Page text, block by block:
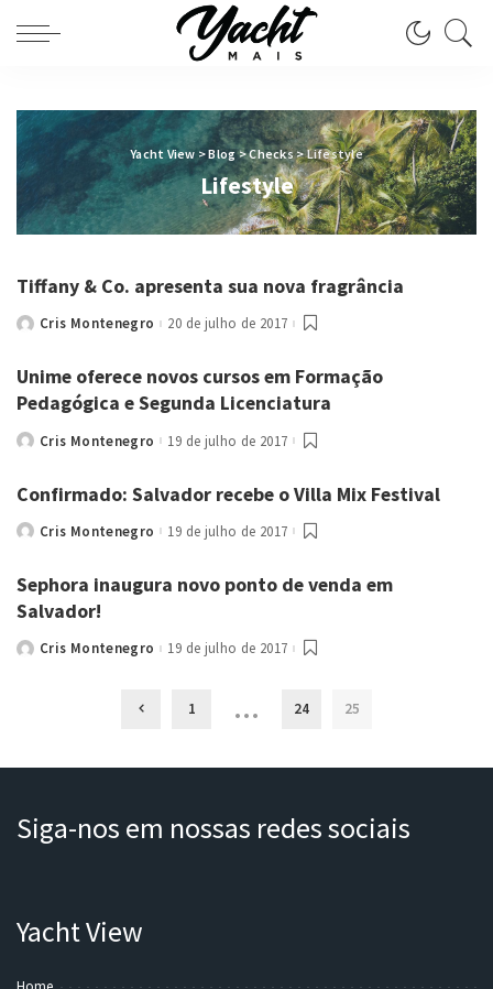
Yacht View>Blog>Checks>Lifestyle
Lifestyle
Tiffany & Co. apresenta sua nova fragrância
PostedCris Montenegro 20 de julho de 2017
Unime oferece novos cursos em Formação
Pedagógica e Segunda Licenciatura
PostedCris Montenegro 19 de julho de 2017
Confirmado: Salvador recebe o Villa Mix Festival
PostedCris Montenegro 19 de julho de 2017
Sephora inaugura novo ponto de venda em
Salvador!
PostedCris Montenegro 19 de julho de 2017
1 … 24 25
Siga-nos em nossas redes sociais
Yacht View